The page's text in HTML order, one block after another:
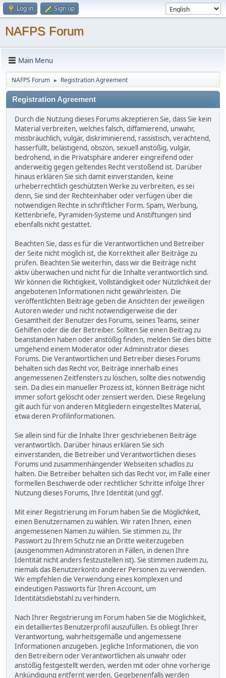
Log in Sign up
NAFPS Forum
Main Menu
NAFPS Forum ► Registration Agreement
Registration Agreement
Durch die Nutzung dieses Forums akzeptieren Sie, dass Sie kein
Material verbreiten, welches falsch, diffamierend, unwahr,
missbräuchlich, vulgär, diskriminierend, rassistisch, verachtend,
hasserfüllt, belästigend, obszön, sexuell anstößig, vulgär,
bedrohend, in die Privatsphäre anderer eingreifend oder
anderweitig gegen geltendes Recht verstoßend ist. Darüber
hinaus erklären Sie sich damit einverstanden, keine
urheberrechtlich geschützten Werke zu verbreiten, es sei
denn, Sie sind der Rechteinhaber oder verfügen über die
notwendigen Rechte in schriftlicher Form. Spam, Werbung,
Kettenbriefe, Pyramiden-Systeme und Anstiftungen sind
ebenfalls nicht gestattet.
Beachten Sie, dass es für die Verantwortlichen und Betreiber
der Seite nicht möglich ist, die Korrektheit aller Beiträge zu
prüfen. Beachten Sie weiterhin, dass wir die Beiträge nicht
aktiv überwachen und nicht für die Inhalte verantwortlich sind.
Wir können die Richtigkeit, Vollständigkeit oder Nützlichkeit der
angebotenen Informationen nicht gewährleisten. Die
veröffentlichten Beiträge geben die Ansichten der jeweiligen
Autoren wieder und nicht notwendigerweise die der
Gesamtheit der Benutzer des Forums, seines Teams, seiner
Gehilfen oder die der Betreiber. Sollten Sie einen Beitrag zu
beanstanden haben oder anstößig finden, melden Sie dies bitte
umgehend einem Moderator oder Administrator dieses
Forums. Die Verantwortlichen und Betreiber dieses Forums
behalten sich das Recht vor, Beiträge innerhalb eines
angemessenen Zeitfensters zu löschen, sollte dies notwendig
sein. Da dies ein manueller Prozess ist, können Beiträge nicht
immer sofort gelöscht oder zensiert werden. Diese Regelung
gilt auch für von anderen Mitgliedern eingestelltes Material,
etwa deren Profilinformationen.
Sie allein sind für die Inhalte Ihrer geschriebenen Beiträge
verantwortlich. Darüber hinaus erklären Sie sich
einverstanden, die Betreiber und Verantwortlichen dieses
Forums und zusammenhängender Webseiten schadlos zu
halten. Die Betreiber behalten sich das Recht vor, im Falle einer
formellen Beschwerde oder rechtlicher Schritte infolge Ihrer
Nutzung dieses Forums, Ihre Identität (und ggf.
Mit einer Registrierung im Forum haben Sie die Möglichkeit,
einen Benutzernamen zu wählen. Wir raten Ihnen, einen
angemessenen Namen zu wählen. Sie stimmen zu, Ihr
Passwort zu Ihrem Schutz nie an Dritte weiterzugeben
(ausgenommen Administratoren in Fällen, in denen Ihre
Identität nicht anders festzustellen ist). Sie stimmen zudem zu,
niemals das Benutzerkonto anderer Personen zu verwenden.
Wir empfehlen die Verwendung eines komplexen und
eindeutigen Passworts für Ihren Account, um
Identitätsdiebstahl zu verhindern.
Nach Ihrer Registrierung im Forum haben Sie die Möglichkeit,
ein detailliertes Benutzerprofil auszufüllen. Es obliegt Ihrer
Verantwortung, wahrheitsgemäße und angemessene
Informationen anzugeben. Jegliche Informationen, die von
den Betreibern oder Verantwortlichen als unwahr oder
anstößig festgestellt werden, werden mit oder ohne vorherige
Ankündigung entfernt werden. Gegebenenfalls werden